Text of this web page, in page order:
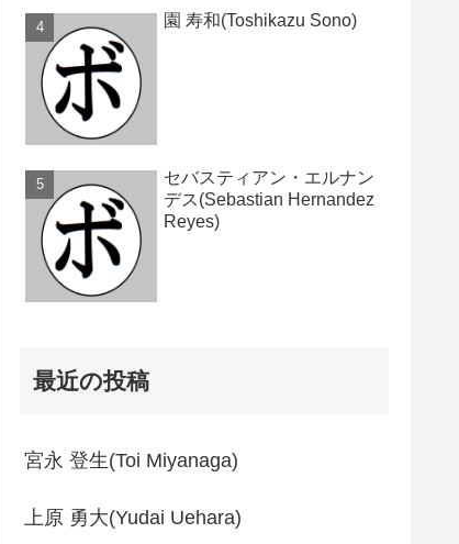
園 寿和(Toshikazu Sono)
セバスティアン・エルナン
デス(Sebastian Hernandez
Reyes)
最近の投稿
宮永 登生(Toi Miyanaga)
上原 勇大(Yudai Uehara)